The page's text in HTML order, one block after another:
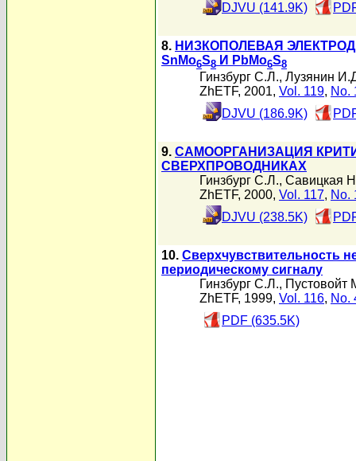
DJVU (141.9K)
8. НИЗКОПОЛЕВАЯ
SnMo6S8 И PbMo6S8
Гинзбург С.Л., Лузянин
ZhETF, 2001, Vol. 119, No.
DJVU (186.9K)
9. САМООРГАНИЗАЦИЯ
СВЕРХПРОВОДНИКАХ
Гинзбург С.Л., Савицкая
ZhETF, 2000, Vol. 117, No.
DJVU (238.5K)
10. Сверхчувствительность
периодическому сигналу
Гинзбург С.Л., Пустовойт
ZhETF, 1999, Vol. 116, No.
PDF (635.5K)